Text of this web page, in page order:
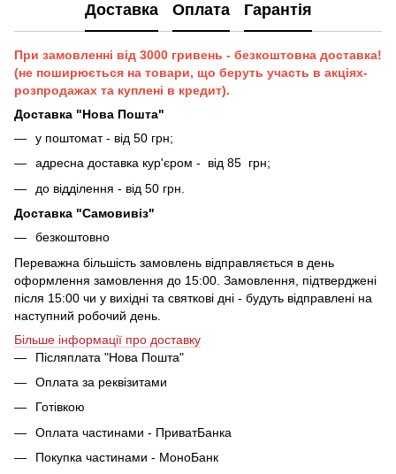
Доставка Оплата Гарантія
При замовленні від 3000 гривень - безкоштовна доставка!
(не поширюється на товари, що беруть участь в акціях-
розпродажах та куплені в кредит).
Доставка "Нова Пошта"
у поштомат - від 50 грн;
адресна доставка кур'єром - від 85 грн;
до відділення - від 50 грн.
Доставка "Самовивіз"
безкоштовно
Переважна більшість замовлень відправляється в день
оформлення замовлення до 15:00. Замовлення, підтверджені
після 15:00 чи у вихідні та святкові дні - будуть відправлені на
наступний робочий день.
Більше інформації про доставку
Післяплата "Нова Пошта"
Оплата за реквізитами
Готівкою
Оплата частинами - ПриватБанка
Покупка частинами - МоноБанк